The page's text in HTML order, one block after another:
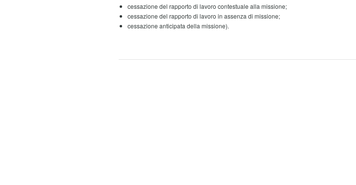
cessazione del rapporto di lavoro contestuale alla missione;
cessazione del rapporto di lavoro in assenza di missione;
cessazione anticipata della missione).